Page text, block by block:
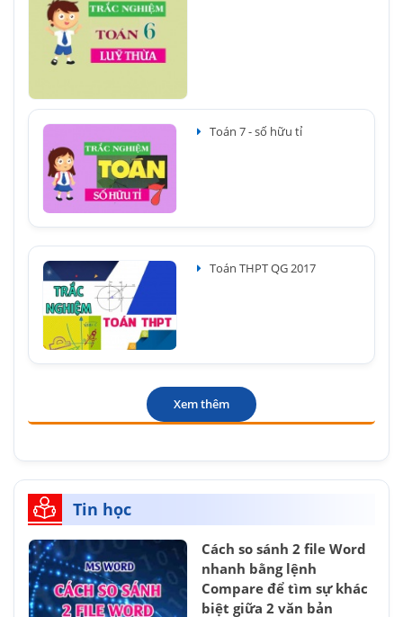
Toán 7 - số hữu tỉ
Toán THPT QG 2017
Xem thêm
Tin học
Cách so sánh 2 file Word
nhanh bằng lệnh
Compare để tìm sự khác
biệt giữa 2 văn bản